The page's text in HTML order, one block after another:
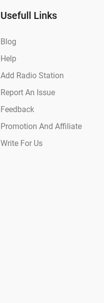
Usefull Links
Blog
Help
Add Radio Station
Report An Issue
Feedback
Promotion And Affiliate
Write For Us